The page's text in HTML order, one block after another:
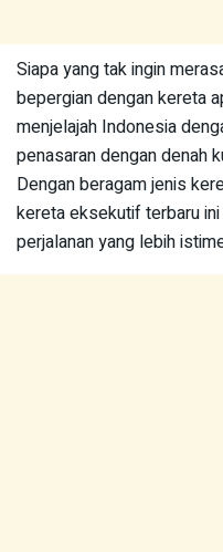
Siapa yang tak ingin
bepergian dengan kereta
menjelajah Indonesia
penasaran dengan denah
Dengan beragam jenis
kereta eksekutif terbaru
perjalanan yang lebih